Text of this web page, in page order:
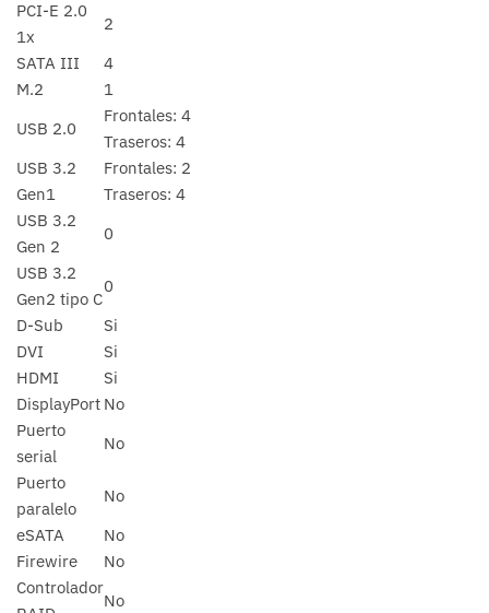
PCI-E 2.0
1x
2
SATA III
4
M.2
1
USB 2.0
Frontales: 4
Traseros: 4
USB 3.2
Gen1
Frontales: 2
Traseros: 4
USB 3.2
Gen 2
0
USB 3.2
Gen2 tipo C
0
D-Sub
Si
DVI
Si
HDMI
Si
DisplayPort No
Puerto
serial
No
Puerto
paralelo
No
eSATA
No
Firewire
No
Controlador
No